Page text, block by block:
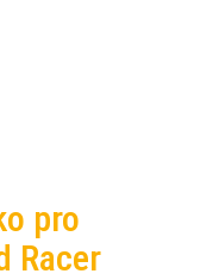
pro
Racer